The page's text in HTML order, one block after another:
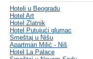
Hoteli u Beogradu
Hotel Art
Hotel Zlatnik
Hotel Putujući glumac
Smeštaj u Nišu
Apartman Milić - Niš
Hotel La Palace